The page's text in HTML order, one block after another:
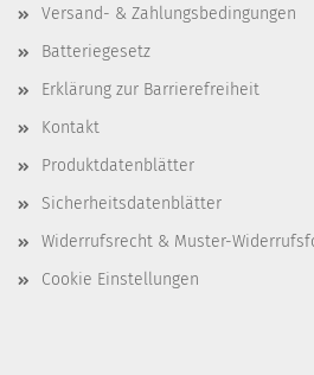
Versand- & Zahlungsbedingungen
Batteriegesetz
Erklärung zur Barrierefreiheit
Kontakt
Produktdatenblätter
Sicherheitsdatenblätter
Widerrufsrecht & Muster-
Cookie Einstellungen